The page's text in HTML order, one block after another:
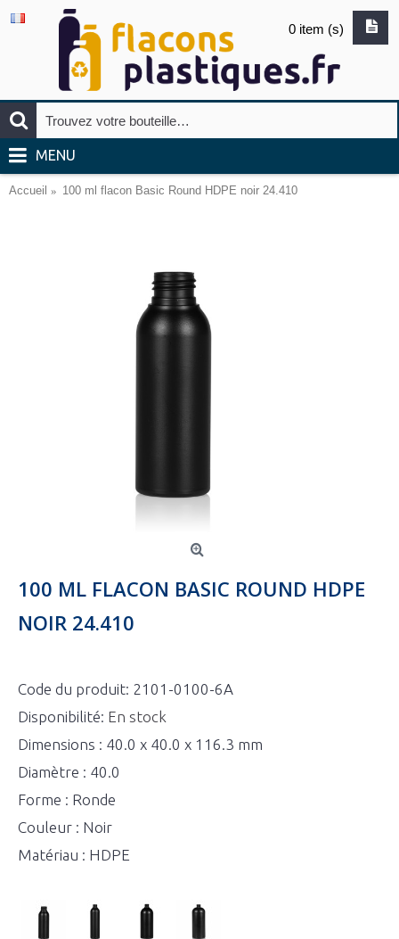
0 item (s)
MENU
Accueil 100 ml flacon Basic Round HDPE noir 24.410
100 ML FLACON BASIC ROUND HDPE
NOIR 24.410
Code du produit: 2101-0100-6A
Disponibilité: En stock
Dimensions : 40.0 x 40.0 x 116.3 mm
Diamètre : 40.0
Forme : Ronde
Couleur : Noir
Matériau : HDPE